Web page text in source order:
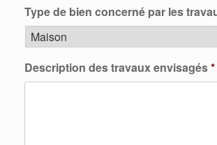
Type de bien concerné par les
Description des travaux envisagés*